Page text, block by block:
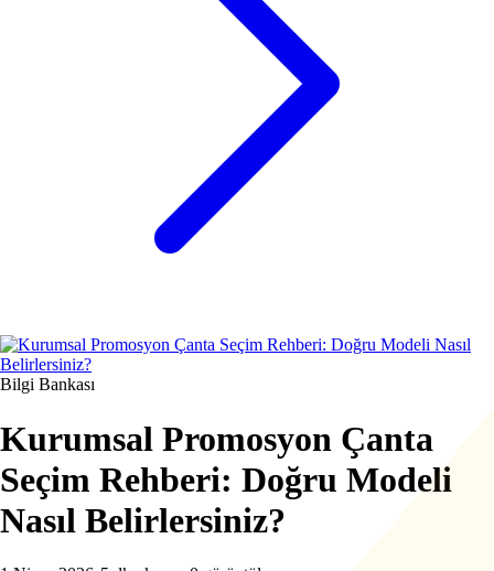
Bilgi Bankası
Kurumsal Promosyon Çanta
Seçim Rehberi: Doğru Modeli
Nasıl Belirlersiniz?